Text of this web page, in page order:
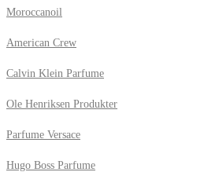
Moroccanoil
American Crew
Calvin Klein Parfume
Ole Henriksen Produkter
Parfume Versace
Hugo Boss Parfume